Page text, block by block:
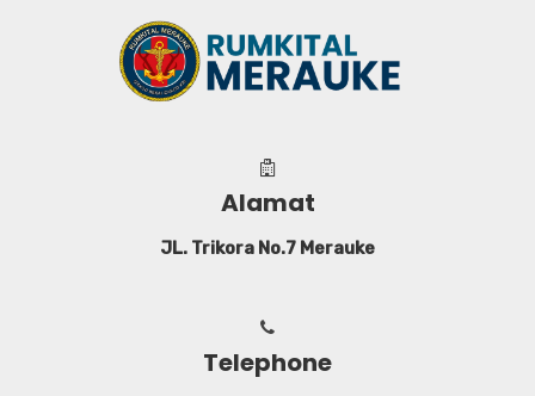
Alamat
JL. Trikora No.7 Merauke
Telephone